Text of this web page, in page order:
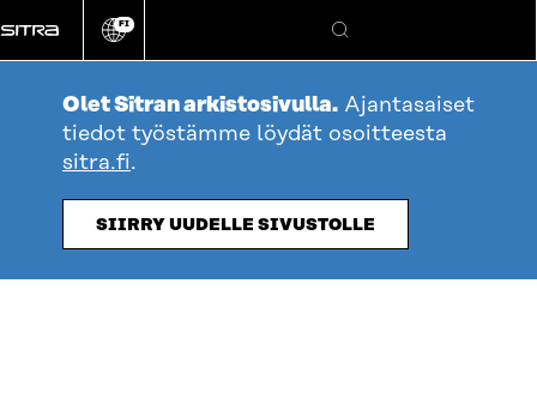
suoraan
sisältöön
Vaihda
kieli
FI
Hae
Olet Sitran arkistosivulla. Ajantasaiset
tiedot työstämme löydät osoitteesta
sitra.fi.
SIIRRY UUDELLE SIVUSTOLLE